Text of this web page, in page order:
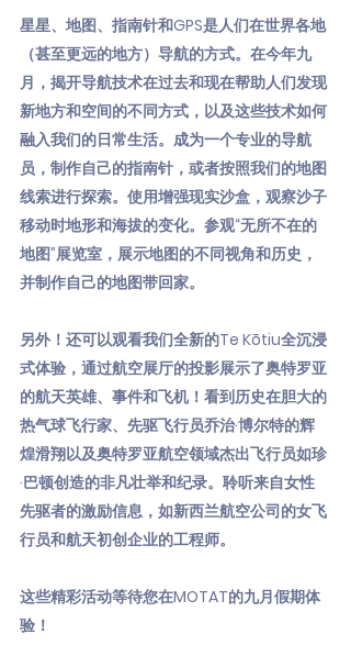
星星、地图、指南针和GPS是人们在世界各地
（甚至更远的地方）导航的方式。在今年九
月，揭开导航技术在过去和现在帮助人们发现
新地方和空间的不同方式，以及这些技术如何
融入我们的日常生活。成为一个专业的导航
员，制作自己的指南针，或者按照我们的地图
线索进行探索。使用增强现实沙盒，观察沙子
移动时地形和海拔的变化。参观“无所不在的
地图”展览室，展示地图的不同视角和历史，
并制作自己的地图带回家。
另外！还可以观看我们全新的Te Kōtiu全沉浸
式体验，通过航空展厅的投影展示了奥特罗亚
的航天英雄、事件和飞机！看到历史在胆大的
热气球飞行家、先驱飞行员乔治·博尔特的辉
煌滑翔以及奥特罗亚航空领域杰出飞行员如珍
·巴顿创造的非凡壮举和纪录。聆听来自女性
先驱者的激励信息，如新西兰航空公司的女飞
行员和航天初创企业的工程师。
这些精彩活动等待您在MOTAT的九月假期体
验！